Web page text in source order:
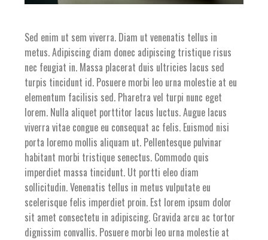
Sed enim ut sem viverra. Diam ut venenatis tellus in
metus. Adipiscing diam donec adipiscing tristique risus
nec feugiat in. Massa placerat duis ultricies lacus sed
turpis tincidunt id. Posuere morbi leo urna molestie at eu
elementum facilisis sed. Pharetra vel turpi nunc eget
lorem. Nulla aliquet porttitor lacus luctus. Augue lacus
viverra vitae congue eu consequat ac felis. Euismod nisi
porta loremo mollis aliquam ut. Pellentesque pulvinar
habitant morbi tristique senectus. Commodo quis
imperdiet massa tincidunt. Ut portti eleo diam
sollicitudin. Venenatis tellus in metus vulputate eu
scelerisque felis imperdiet proin. Est lorem ipsum dolor
sit amet consectetu in adipiscing. Gravida arcu ac tortor
dignissim convallis. Posuere morbi leo urna molestie at